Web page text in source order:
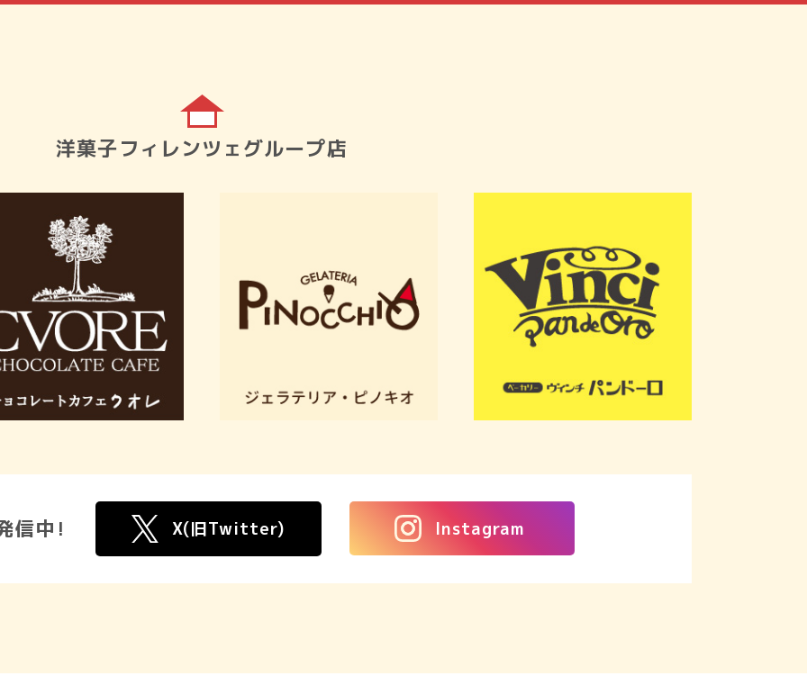
洋菓子フィレンツェグループ店
信中! X(旧Twitter) Instagram